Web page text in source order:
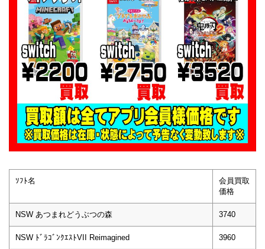
ｿﾌﾄ名
会員買取
価格
NSW あつまれどうぶつの森 3740
NSW ﾄﾞﾗｺﾞﾝｸｴｽﾄVII Reimagined 3960